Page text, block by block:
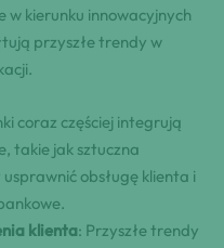
w kierunku innowacyjnych
przyszłe trendy w
coraz częściej integrują
takie jak sztuczna
obsługę klienta i
klienta: Przyszłe trendy